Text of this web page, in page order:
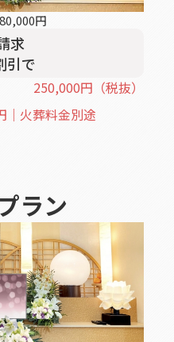
円
求
引で
250,000円 （税抜）
｜火葬料金別途
ラン